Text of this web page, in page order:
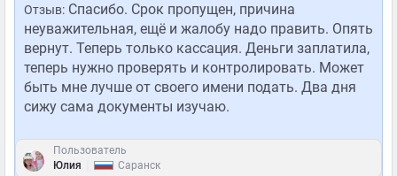
Отзыв: Спасибо. Срок пропущен, причина
неуважительная, ещё и жалобу надо править. Опять
вернут. Теперь только кассация. Деньги заплатила,
теперь нужно проверять и контролировать. Может
быть мне лучше от своего имени подать. Два дня
сижу сама документы изучаю.
Пользователь
Юлия
Саранск